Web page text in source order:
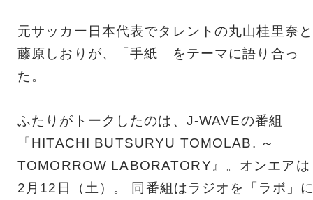
元サッカー日本代表でタレントの丸山桂里奈と
藤原しおりが、「手紙」をテーマに語り合っ
た。
ふたりがトークしたのは、J-WAVEの番組
『HITACHI BUTSURYU TOMOLAB. ～
TOMORROW LABORATORY』。オンエアは
2月12日（土）。 同番組はラジオを「ラボ」